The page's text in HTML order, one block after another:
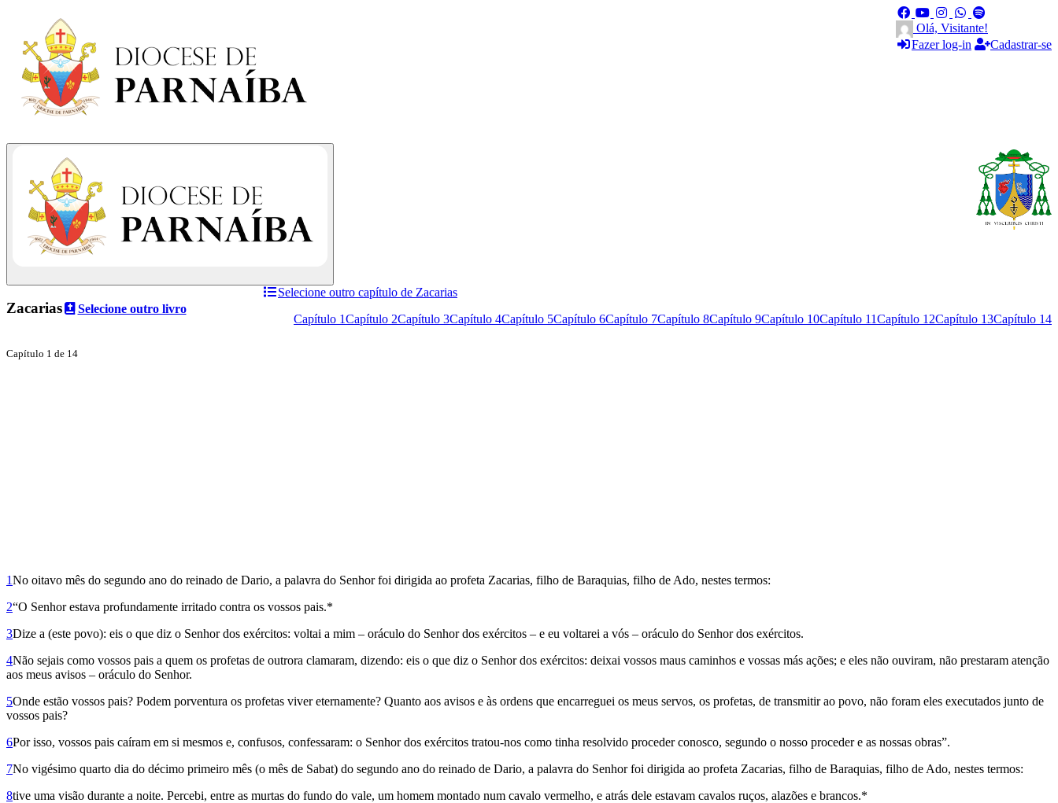
Olá, Visitante!
Fazer log-in
Cadastrar-se
Zacarias Selecione outro livro
Capítulo 1 de 14
Selecione outro capítulo de Zacarias
Capítulo 1Capítulo 2Capítulo 3Capítulo 4Capítulo 5Capítulo 6Capítulo 7Capítulo 8Capítulo 9Capítulo 10Capítulo 11Capítulo 12Capítulo 13Capítulo 14
1No oitavo mês do segundo ano do reinado de Dario, a palavra do Senhor foi dirigida ao profeta Zacarias, filho de Baraquias, filho de Ado, nestes termos:
2“O Senhor estava profundamente irritado contra os vossos pais.*
3Dize a (este povo): eis o que diz o Senhor dos exércitos: voltai a mim – oráculo do Senhor dos exércitos – e eu voltarei a vós – oráculo do Senhor dos exércitos.
4Não sejais como vossos pais a quem os profetas de outrora clamaram, dizendo: eis o que diz o Senhor dos exércitos: deixai vossos maus caminhos e vossas más ações; e eles não ouviram, não prestaram atenção
aos meus avisos – oráculo do Senhor.
5Onde estão vossos pais? Podem porventura os profetas viver eternamente? Quanto aos avisos e às ordens que encarreguei os meus servos, os profetas, de transmitir ao povo, não foram eles executados junto de
vossos pais?
6Por isso, vossos pais caíram em si mesmos e, confusos, confessaram: o Senhor dos exércitos tratou-nos como tinha resolvido proceder conosco, segundo o nosso proceder e as nossas obras”.
7No vigésimo quarto dia do décimo primeiro mês (o mês de Sabat) do segundo ano do reinado de Dario, a palavra do Senhor foi dirigida ao profeta Zacarias, filho de Baraquias, filho de Ado, nestes termos:
8tive uma visão durante a noite. Percebi, entre as murtas do fundo do vale, um homem montado num cavalo vermelho, e atrás dele estavam cavalos ruços, alazões e brancos.*